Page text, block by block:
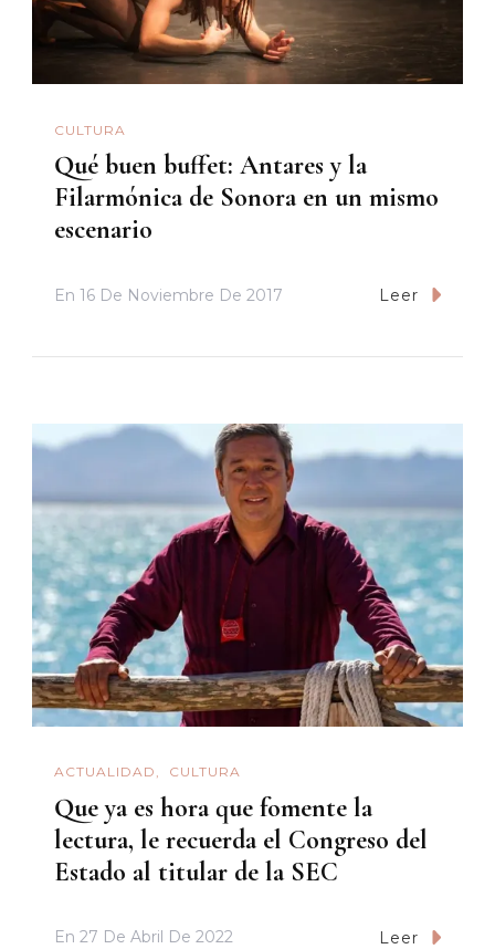
CULTURA
Qué buen buffet: Antares y la
Filarmónica de Sonora en un mismo
escenario
En 16 De Noviembre De 2017 Leer
ACTUALIDAD CULTURA
Que ya es hora que fomente la
lectura, le recuerda el Congreso del
Estado al titular de la SEC
En 27 De Abril De 2022 Leer